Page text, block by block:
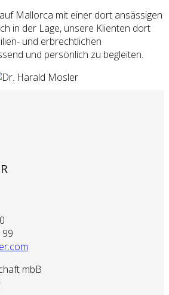
Mallorca mit einer dort ansässigen
in der Lage, unsere Klienten dort
und erbrechtlichen
und persönlich zu begleiten.
99
mbB